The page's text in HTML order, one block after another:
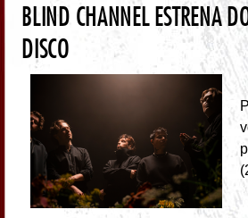
BLIND CHANNEL ESTRENA
DISCO